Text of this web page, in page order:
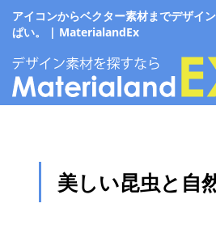
アイコンからベクター素材までデザイ
ぱい。 | MaterialandEx
美しい昆虫と自